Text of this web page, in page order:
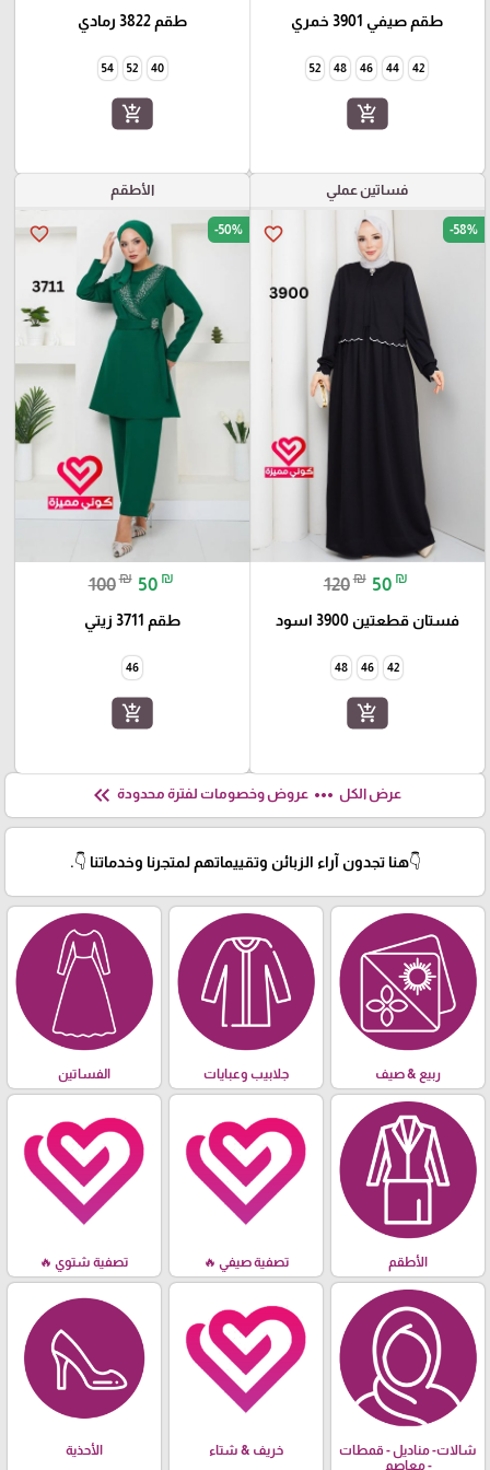
طقم صيفي 3901 خمري
42
44
46
48
52
add_shopping_cart
طقم 3822 رمادي
40
52
54
add_shopping_cart
فساتين عملي
favorite_border -58%
120₪ 50 ₪
فستان قطعتين 3900 اسود
42
46
48
add_shopping_cart
الأطقم
favorite_border -50%
100₪ 50 ₪
طقم 3711 زيتي
46
add_shopping_cart
عرض الكل more_horiz عروض وخصومات لفترة محدودة keyboard_double_arrow_left
👇هنا تجدون آراء الزبائن وتقييماتهم لمتجرنا وخدماتنا 👇.
ربيع & صيف جلابيب وعبايات الفساتين
الأطقم تصفية صيفي 🔥 تصفية شتوي 🔥
شالات- مناديل - قمطات
- معاصم
خريف & شتاء الأحذية